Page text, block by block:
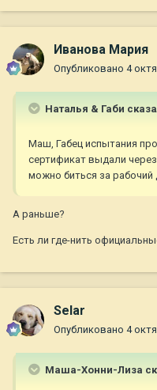
Иванова Мария
Опубликовано 4
Наталья & Габи
Маш, Габец испытания
сертификат выдали
можно биться за рабочий
А раньше?
Есть ли где-нить
Selar
Опубликовано 4
Маша-Хонни-Лиза